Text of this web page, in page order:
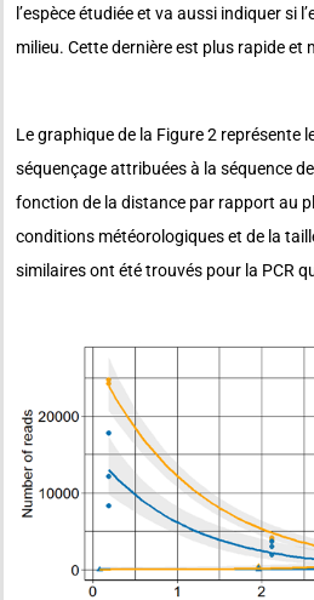
l’espèce étudiée et va aussi indiquer si
milieu. Cette dernière est plus rapide et
Le graphique de la Figure 2 représente
séquençage attribuées à la séquence
fonction de la distance par rapport au
conditions météorologiques et de la
similaires ont été trouvés pour la PCR